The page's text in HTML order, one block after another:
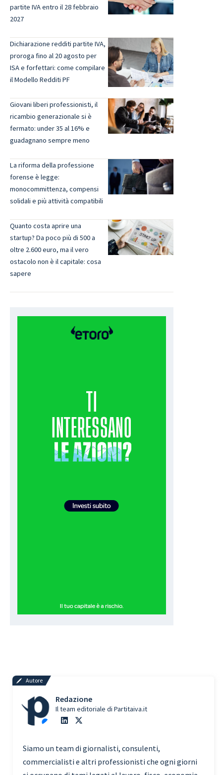
partite IVA entro il 28 febbraio
2027
Dichiarazione redditi partite IVA,
proroga fino al 20 agosto per
ISA e forfettari: come compilare
il Modello Redditi PF
Giovani liberi professionisti, il
ricambio generazionale si è
fermato: under 35 al 16% e
guadagnano sempre meno
La riforma della professione
forense è legge:
monocommittenza, compensi
solidali e più attività compatibili
Quanto costa aprire una
startup? Da poco più di 500 a
oltre 2.600 euro, ma il vero
ostacolo non è il capitale: cosa
sapere
Autore
Redazione
Il team editoriale di Partitaiva.it
Siamo un team di giornalisti, consulenti,
commercialisti e altri professionisti che ogni giorni